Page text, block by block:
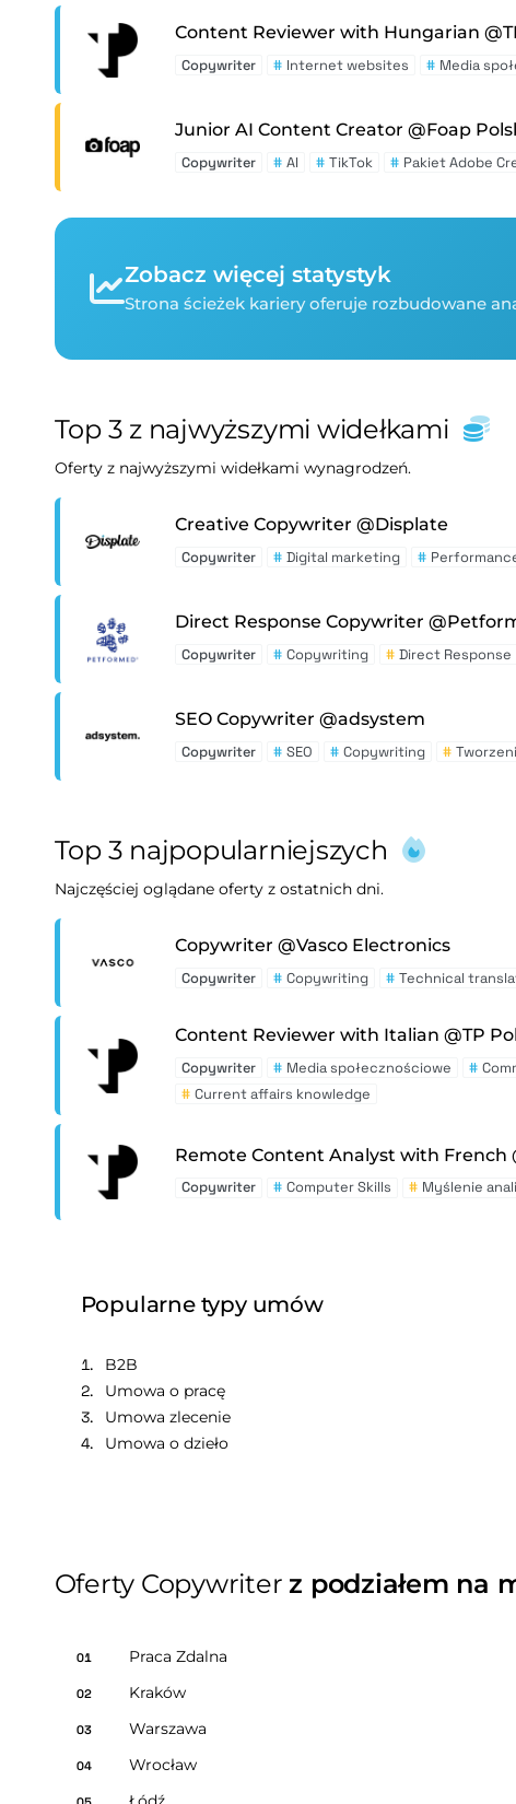
Content Reviewer with Hungarian
Copywriter # Internet websites # Media
Junior AI Content Creator @Foap
Copywriter # AI # TikTok # Pakiet Adobe
Zobacz więcej statystyk
Strona ścieżek kariery oferuje rozbudowane
Top 3 z najwyższymi widełkami
Oferty z najwyższymi widełkami wynagrodzeń.
Creative Copywriter @Displate
Copywriter # Digital marketing #
Direct Response Copywriter
Copywriter # Copywriting # Direct Response
SEO Copywriter @adsystem
Copywriter # SEO # Copywriting #
Top 3 najpopularniejszych
Najczęściej oglądane oferty z ostatnich dni.
Copywriter @Vasco Electronics
Copywriter # Copywriting # Technical
Content Reviewer with Italian @TP
Copywriter # Media społecznościowe #
# Current affairs knowledge
Remote Content Analyst with French
Copywriter # Computer Skills # Myślenie
Popularne typy umów
B2B
Umowa o pracę
Umowa zlecenie
Umowa o dzieło
Oferty Copywriterz podziałem na
01 Praca Zdalna
02 Kraków
03 Warszawa
04 Wrocław